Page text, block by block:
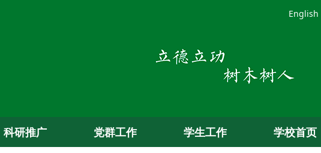
English
科研推广 党群工作 学生工作 学校首页